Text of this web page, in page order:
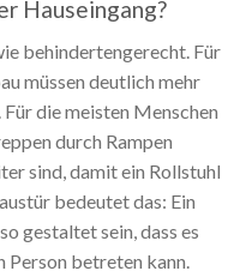
Hauseingang?
behindertengerecht. Für
müssen deutlich mehr
die meisten Menschen
durch Rampen
sind, damit ein Rollstuhl
bedeutet das: Ein
gestaltet sein, dass es
betreten kann.